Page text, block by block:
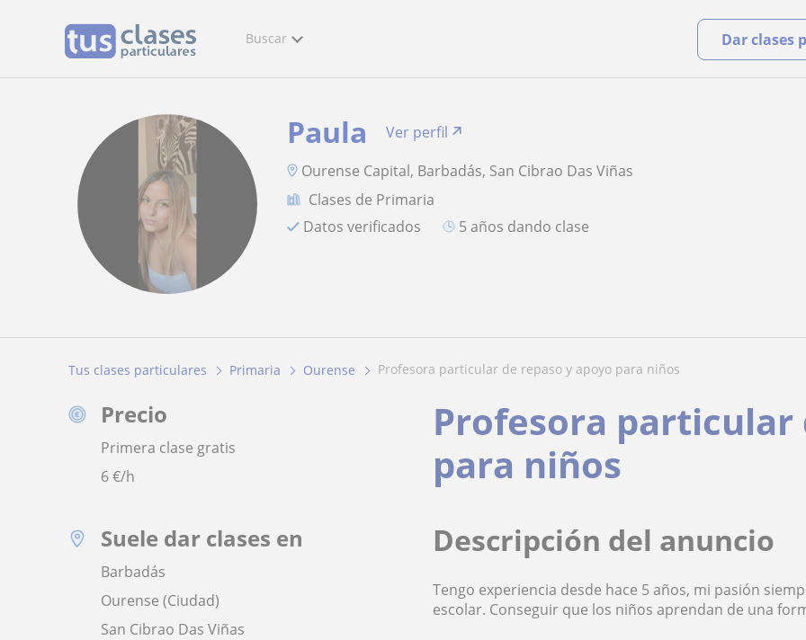
Buscar Dar clases
Paula
Ver perfil
Ourense Capital, Barbadás, San Cibrao Das Viñas
Clases de Primaria
Datos verificados
5 años dando clase
Tus clases particulares Primaria Ourense profesora particular de repaso y apoyo para niños
Precio
Primera clase gratis
6€/h
Suele dar clases en
Barbadás
Ourense (Ciudad)
San Cibrao Das Viñas
Profesora particular
para niños
Descripción del anuncio
Tengo experiencia desde hace 5 años, mi pasión
escolar. Conseguir que los niños aprendan de una